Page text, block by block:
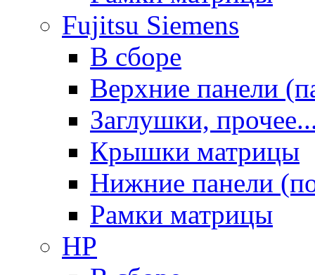
Fujitsu Siemens
В сборе
Верхние панели
Заглушки,
Крышки матрицы
Нижние панели
Рамки матрицы
HP